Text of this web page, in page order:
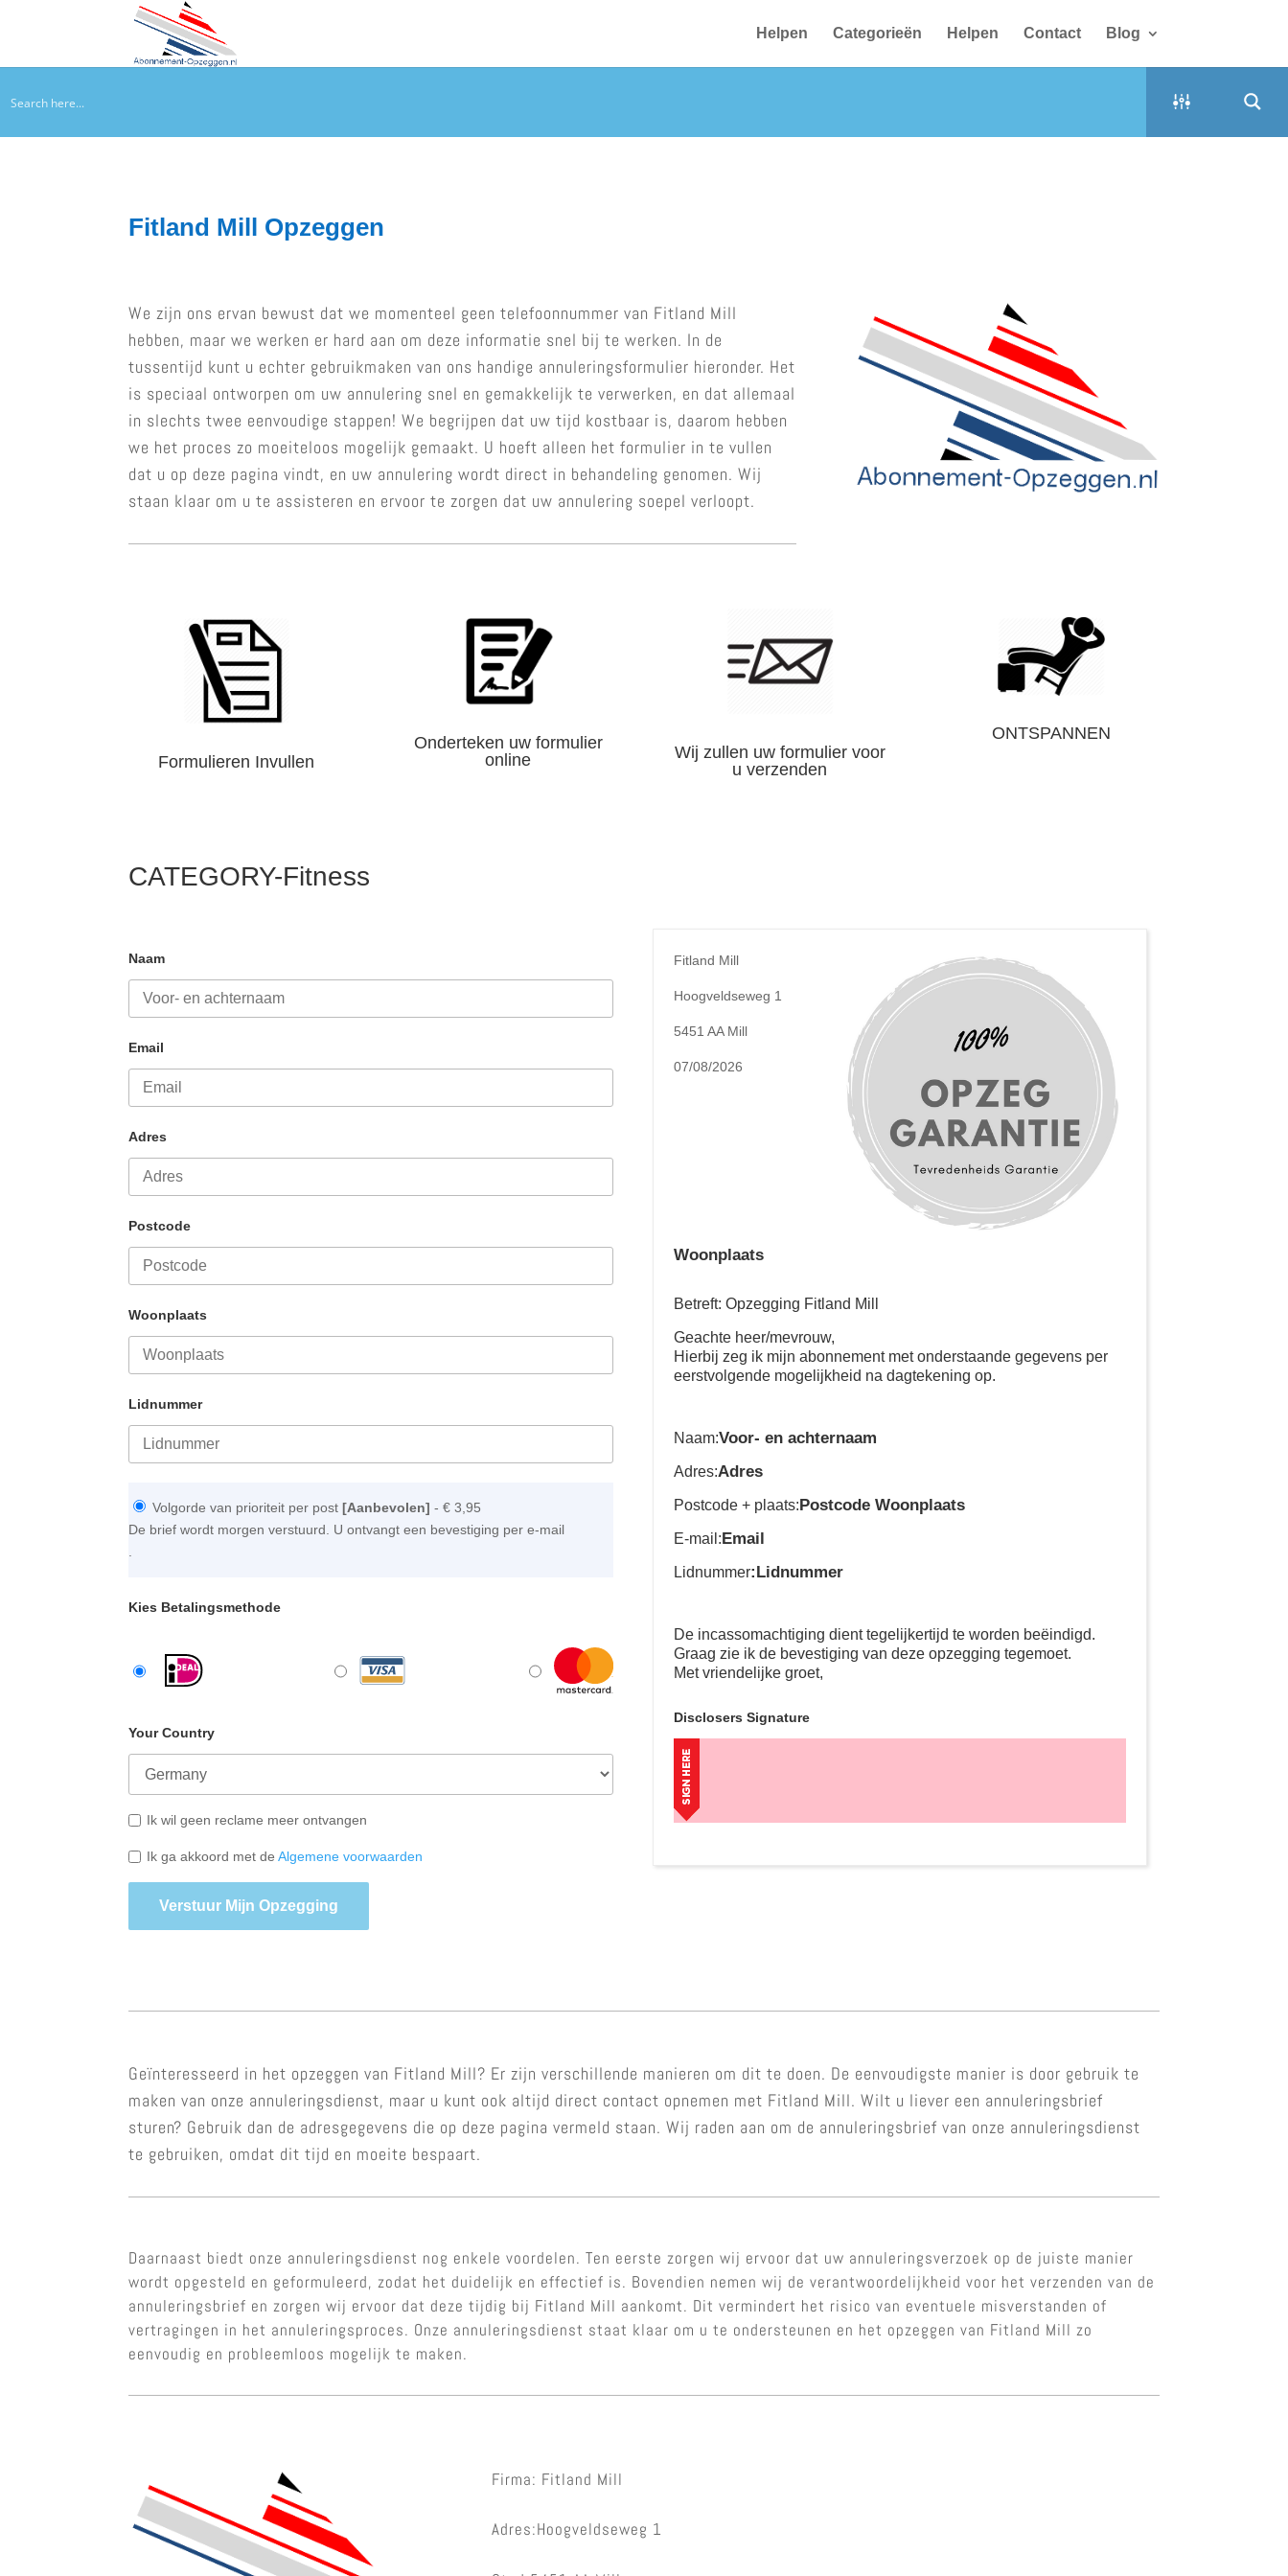
Helpen Categorieën Helpen Contact Blog
Fitland Mill Opzeggen
We zijn ons ervan bewust dat we momenteel geen telefoonnummer van Fitland Mill
hebben, maar we werken er hard aan om deze informatie snel bij te werken. In de
tussentijd kunt u echter gebruikmaken van ons handige annuleringsformulier hieronder. Het
is speciaal ontworpen om uw annulering snel en gemakkelijk te verwerken, en dat allemaal
in slechts twee eenvoudige stappen! We begrijpen dat uw tijd kostbaar is, daarom hebben
we het proces zo moeiteloos mogelijk gemaakt. U hoeft alleen het formulier in te vullen
dat u op deze pagina vindt, en uw annulering wordt direct in behandeling genomen. Wij
staan klaar om u te assisteren en ervoor te zorgen dat uw annulering soepel verloopt.
Formulieren Invullen
Onderteken uw formulier
online
Wij zullen uw formulier voor
u verzenden
ONTSPANNEN
CATEGORY-Fitness
Naam
Email
Adres
Postcode
Woonplaats
Lidnummer
Volgorde van prioriteit per post[Aanbevolen]-€ 3,95
De brief wordt morgen verstuurd. U ontvangt een bevestiging per e-mail
Kies Betalingsmethode
Your Country
Ik wil geen reclame meer ontvangen
Ik ga akkoord met deAlgemene voorwaarden
Verstuur Mijn Opzegging
Fitland Mill
Hoogveldseweg 1
5451 AA Mill
07/08/2026
Woonplaats
Betreft: Opzegging Fitland Mill
Geachte heer/mevrouw,
Hierbij zeg ik mijn abonnement met onderstaande gegevens per
eerstvolgende mogelijkheid na dagtekening op.
Naam:Voor- en achternaam
Adres:Adres
Postcode + plaats:Postcode Woonplaats
E-mail:Email
Lidnummer:Lidnummer
De incassomachtiging dient tegelijkertijd te worden beëindigd.
Graag zie ik de bevestiging van deze opzegging tegemoet.
Met vriendelijke groet,
Disclosers Signature
Geïnteresseerd in het opzeggen van Fitland Mill? Er zijn verschillende manieren om dit te doen. De eenvoudigste manier is door gebruik te
maken van onze annuleringsdienst, maar u kunt ook altijd direct contact opnemen met Fitland Mill. Wilt u liever een annuleringsbrief
sturen? Gebruik dan de adresgegevens die op deze pagina vermeld staan. Wij raden aan om de annuleringsbrief van onze annuleringsdienst
te gebruiken, omdat dit tijd en moeite bespaart.
Daarnaast biedt onze annuleringsdienst nog enkele voordelen. Ten eerste zorgen wij ervoor dat uw annuleringsverzoek op de juiste manier
wordt opgesteld en geformuleerd, zodat het duidelijk en effectief is. Bovendien nemen wij de verantwoordelijkheid voor het verzenden van de
annuleringsbrief en zorgen wij ervoor dat deze tijdig bij Fitland Mill aankomt. Dit vermindert het risico van eventuele misverstanden of
vertragingen in het annuleringsproces. Onze annuleringsdienst staat klaar om u te ondersteunen en het opzeggen van Fitland Mill zo
eenvoudig en probleemloos mogelijk te maken.
Firma: Fitland Mill
Adres:Hoogveldseweg 1